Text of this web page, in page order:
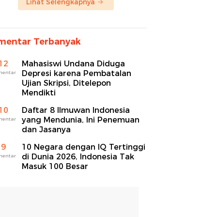
Lihat Selengkapnya
Terbanyak
Mahasiswi Undana Diduga
Depresi karena Pembatalan
Ujian Skripsi, Ditelepon
Mendikti
Daftar 8 Ilmuwan Indonesia
yang Mendunia, Ini Penemuan
dan Jasanya
9
10 Negara dengan IQ Tertinggi
di Dunia 2026, Indonesia Tak
Masuk 100 Besar